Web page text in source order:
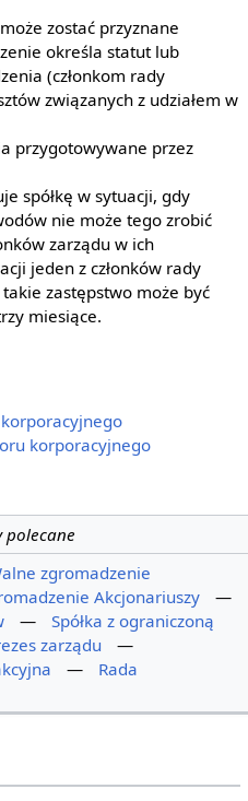
zostać przyznane
określa statut lub
(członkom rady
związanych z udziałem w
przygotowywane przez
spółkę w sytuacji, gdy
nie może tego zrobić
zarządu w ich
jeden z członków rady
zastępstwo może być
miesiące.
korporacyjnego
polecane
zgromadzenie
Akcjonariuszy
—
—
Spółka z ograniczoną
zarządu
—
—
Rada